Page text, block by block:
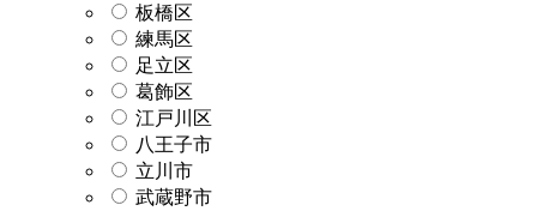
板橋区
練馬区
足立区
葛飾区
江戸川区
八王子市
立川市
武蔵野市